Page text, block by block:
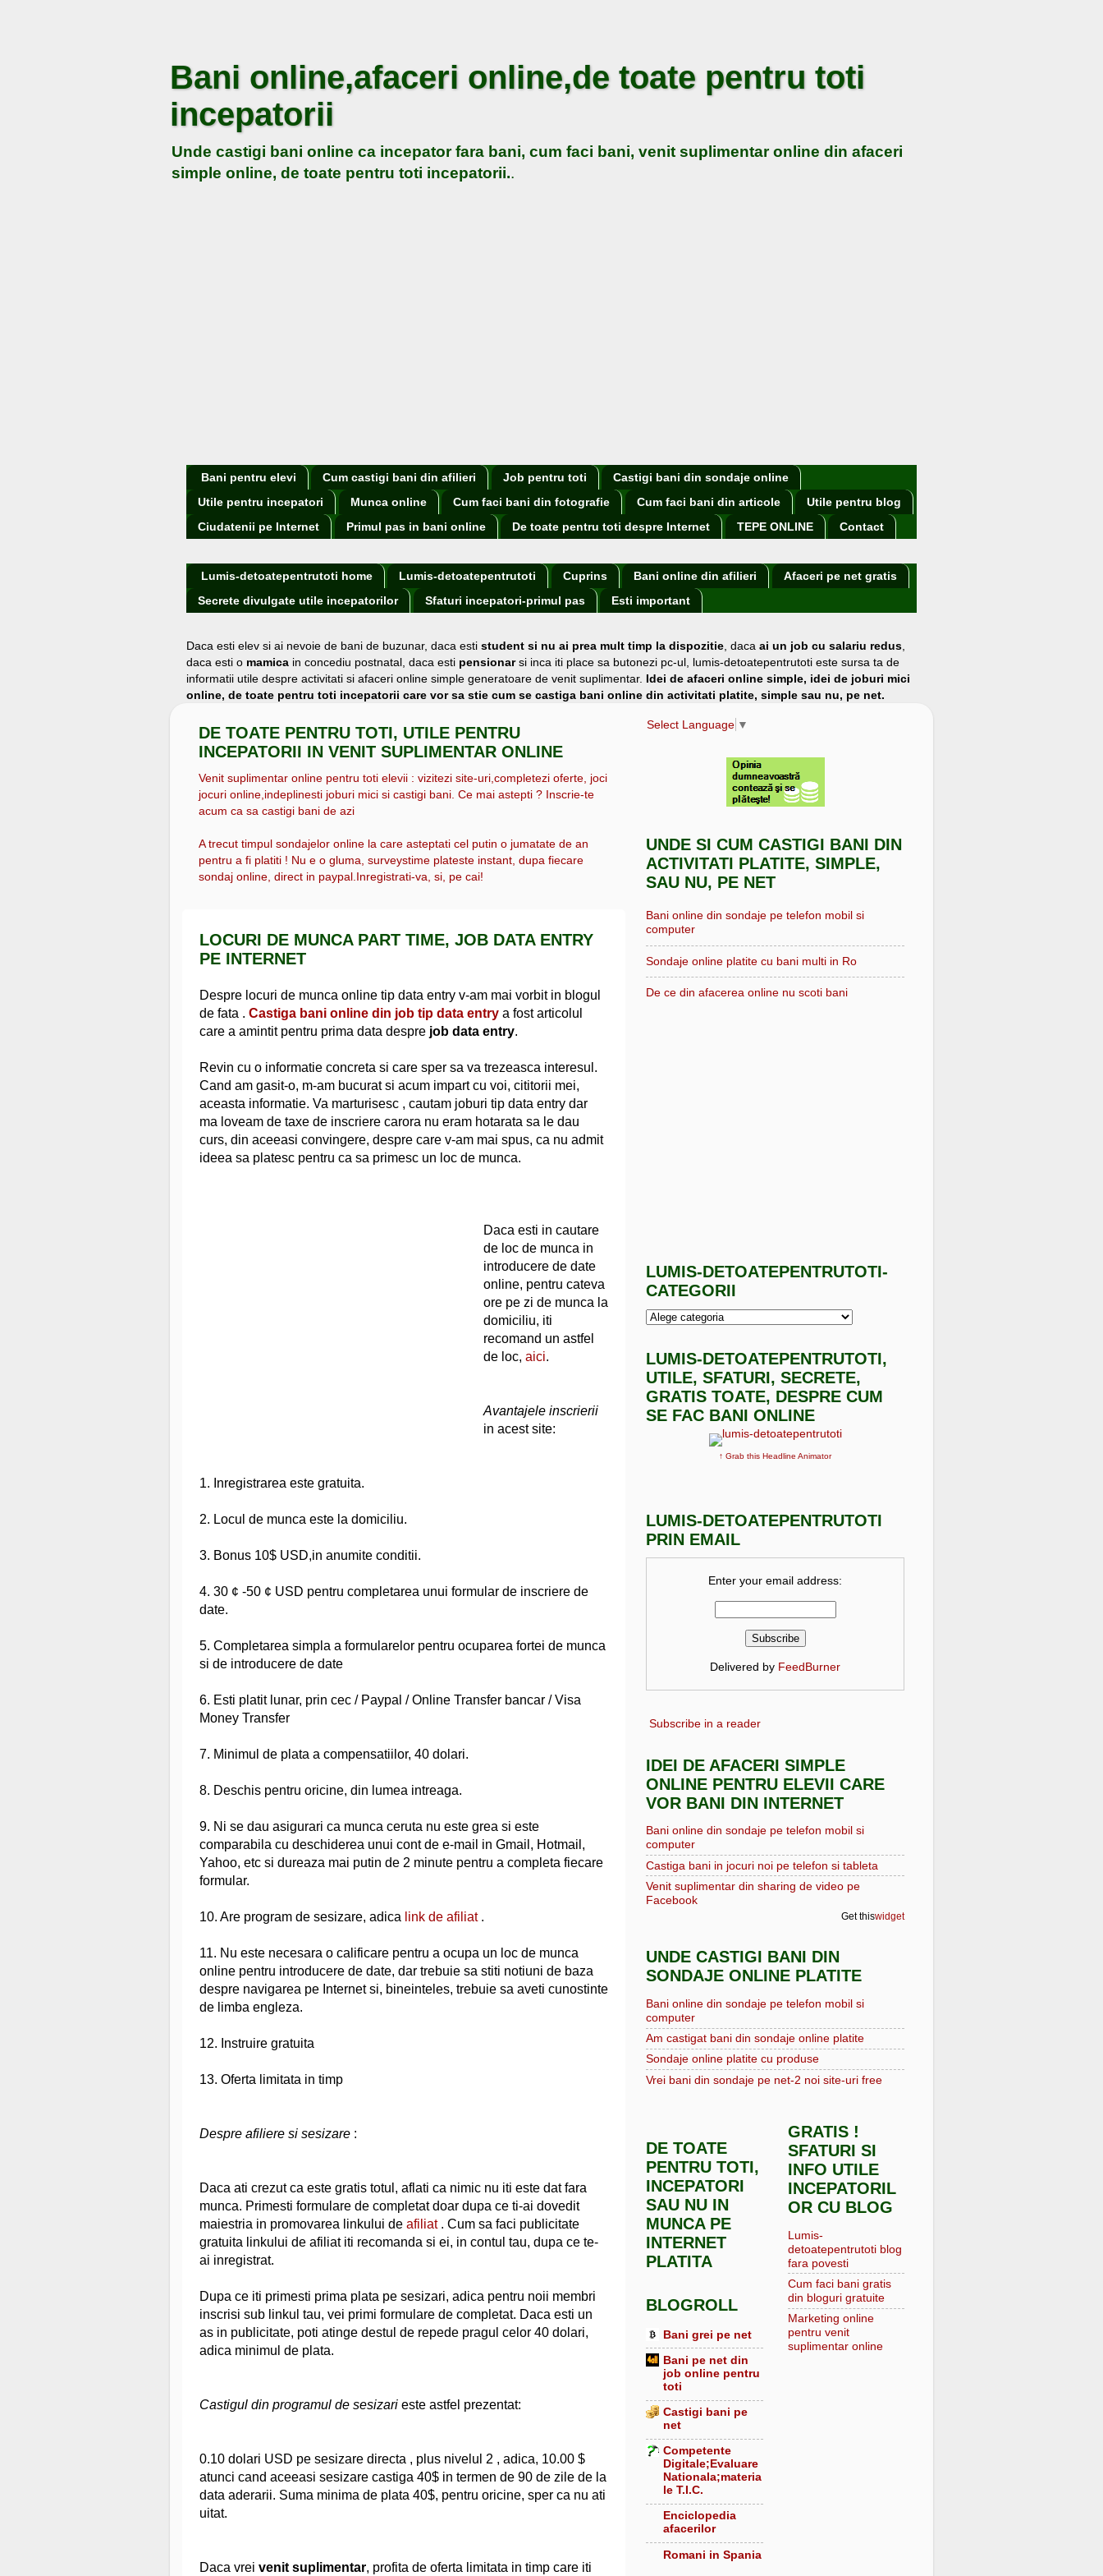
Bani online,afaceri online,de toate pentru toti
incepatorii
Unde castigi bani online ca incepator fara bani, cum faci bani, venit suplimentar online din afaceri
simple online, de toate pentru toti incepatorii..
Bani pentru elevi Cum castigi bani din afilieri Job pentru toti
Castigi bani din sondaje online
Utile pentru incepatori
Munca online Cum faci bani din fotografie Cum faci bani din articole
Utile pentru blog
Ciudatenii pe Internet
Primul pas in bani online De toate pentru toti despre Internet TEPE ONLINE Contact
Lumis-detoatepentrutoti home Lumis-detoatepentrutoti Cuprins Bani online din afilieri
Afaceri pe net gratis
Secrete divulgate utile incepatorilor
Sfaturi incepatori-primul pas Esti important
Daca esti elev si ai nevoie de bani de buzunar, daca esti student si nu ai prea mult timp la dispozitie , daca ai un job cu salariu redus
daca esti o mamica in concediu postnatal, daca esti pensionarsi inca iti place sa butonezi pc-ul, lumis-detoatepentrutoti este sursa ta de
informatii utile despre activitati si afaceri online simple generatoare de venit suplimentar. Idei de afaceri online simple, idei de joburi mici
online, de toate pentru toti incepatorii care vor sa stie cum se castiga bani online din activitati platite, simple sau nu, pe net.
DE TOATE PENTRU TOTI, UTILE PENTRU
INCEPATORII IN VENIT SUPLIMENTAR ONLINE
Venit suplimentar online pentru toti elevii : vizitezi site-uri,completezi oferte, joci
jocuri online,indeplinesti joburi mici si castigi bani. Ce mai astepti ? Inscrie-te
acum ca sa castigi bani de azi
A trecut timpul sondajelor online la care asteptati cel putin o jumatate de an
pentru a fi platiti ! Nu e o gluma, surveystime plateste instant, dupa fiecare
sondaj online, direct in paypal.Inregistrati-va, si, pe cai!
LOCURI DE MUNCA PART TIME, JOB DATA ENTRY
PE INTERNET
Despre locuri de munca online tip data entry v-am mai vorbit in blogul
de fata . Castiga bani online din job tip data entry a fost articolul
care a amintit pentru prima data despre job data entry.
Revin cu o informatie concreta si care sper sa va trezeasca interesul.
Cand am gasit-o, m-am bucurat si acum impart cu voi, cititorii mei,
aceasta informatie. Va marturisesc , cautam joburi tip data entry dar
ma loveam de taxe de inscriere carora nu eram hotarata sa le dau
curs, din aceeasi convingere, despre care v-am mai spus, ca nu admit
ideea sa platesc pentru ca sa primesc un loc de munca.
Daca esti in cautare
de loc de munca in
introducere de date
online, pentru cateva
ore pe zi de munca la
domiciliu, iti
recomand un astfel
de loc, aici.
Avantajele inscrierii
in acest site:
1. Inregistrarea este gratuita.
2. Locul de munca este la domiciliu.
3. Bonus 10$ USD,in anumite conditii.
4. 30 ¢ -50 ¢ USD pentru completarea unui formular de inscriere de
date.
5. Completarea simpla a formularelor pentru ocuparea fortei de munca
si de introducere de date
6. Esti platit lunar, prin cec / Paypal / Online Transfer bancar / Visa
Money Transfer
7. Minimul de plata a compensatiilor, 40 dolari.
8. Deschis pentru oricine, din lumea intreaga.
9. Ni se dau asigurari ca munca ceruta nu este grea si este
comparabila cu deschiderea unui cont de e-mail in Gmail, Hotmail,
Yahoo, etc si dureaza mai putin de 2 minute pentru a completa fiecare
formular.
10. Are program de sesizare, adica link de afiliat .
11. Nu este necesara o calificare pentru a ocupa un loc de munca
online pentru introducere de date, dar trebuie sa stiti notiuni de baza
despre navigarea pe Internet si, bineinteles, trebuie sa aveti cunostinte
de limba engleza.
12. Instruire gratuita
13. Oferta limitata in timp
Despre afiliere si sesizare :
Daca ati crezut ca este gratis totul, aflati ca nimic nu iti este dat fara
munca. Primesti formulare de completat doar dupa ce ti-ai dovedit
maiestria in promovarea linkului de afiliat . Cum sa faci publicitate
gratuita linkului de afiliat iti recomanda si ei, in contul tau, dupa ce te-
ai inregistrat.
Dupa ce iti primesti prima plata pe sesizari, adica pentru noii membri
inscrisi sub linkul tau, vei primi formulare de completat. Daca esti un
as in publicitate, poti atinge destul de repede pragul celor 40 dolari,
adica minimul de plata.
Castigul din programul de sesizari este astfel prezentat:
0.10 dolari USD pe sesizare directa , plus nivelul 2 , adica, 10.00 $
atunci cand aceeasi sesizare castiga 40$ in termen de 90 de zile de la
data aderarii. Suma minima de plata 40$, pentru oricine, sper ca nu ati
uitat.
Daca vrei venit suplimentar, profita de oferta limitata in timp care iti
Select Language ▼
UNDE SI CUM CASTIGI BANI DIN
ACTIVITATI PLATITE, SIMPLE,
SAU NU, PE NET
Bani online din sondaje pe telefon mobil si
computer
Sondaje online platite cu bani multi in Ro
De ce din afacerea online nu scoti bani
LUMIS-DETOATEPENTRUTOTI-
CATEGORII
LUMIS-DETOATEPENTRUTOTI,
UTILE, SFATURI, SECRETE,
GRATIS TOATE, DESPRE CUM
SE FAC BANI ONLINE
↑ Grab this Headline Animator
LUMIS-DETOATEPENTRUTOTI
PRIN EMAIL
Enter your email address:
Delivered by FeedBurner
Subscribe in a reader
IDEI DE AFACERI SIMPLE
ONLINE PENTRU ELEVII CARE
VOR BANI DIN INTERNET
Bani online din sondaje pe telefon mobil si
computer
Castiga bani in jocuri noi pe telefon si tableta
Venit suplimentar din sharing de video pe
Facebook
Get thiswidget
UNDE CASTIGI BANI DIN
SONDAJE ONLINE PLATITE
Bani online din sondaje pe telefon mobil si
computer
Am castigat bani din sondaje online platite
Sondaje online platite cu produse
Vrei bani din sondaje pe net-2 noi site-uri free
DE TOATE
PENTRU TOTI,
INCEPATORI
SAU NU IN
MUNCA PE
INTERNET
PLATITA
BLOGROLL
Bani grei pe net
Bani pe net din
job online pentru
toti
Castigi bani pe
net
Competente
Digitale;Evaluare
Nationala;materia
le T.I.C.
Enciclopedia
afacerilor
Romani in Spania
GRATIS !
SFATURI SI
INFO UTILE
INCEPATORIL
OR CU BLOG
Lumis-
detoatepentrutoti blog
fara povesti
Cum faci bani gratis
din bloguri gratuite
Marketing online
pentru venit
suplimentar online